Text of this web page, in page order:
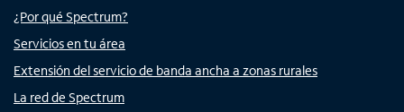
¿Por qué Spectrum?
Servicios en tu área
Extensión del servicio de banda ancha a zonas rurales
La red de Spectrum